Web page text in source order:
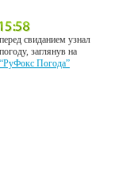
перед свиданием узнал
погоду, заглянув на
“РуФокс Погода”